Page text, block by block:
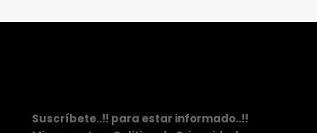
Suscríbete..!! para estar informado..!!